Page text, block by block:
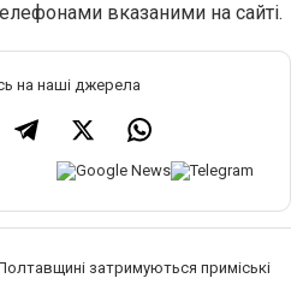
вказаними на сайті.
на наші джерела
затримуються приміські